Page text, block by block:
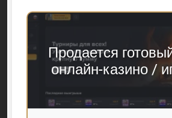
Продается
онлайн-казино /